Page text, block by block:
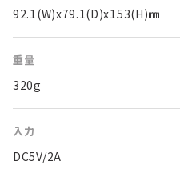
92.1(W)x79.1(D)x153(H)㎜
重量
320g
入力
DC5V/2A